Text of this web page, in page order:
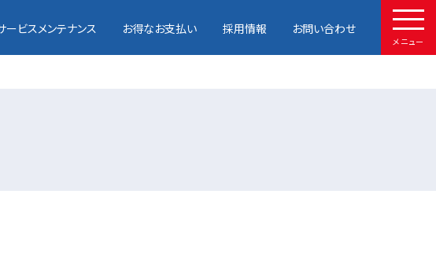
ービスメンテナンス お得なお支払い 採用情報 お問い合わせ
メニュー